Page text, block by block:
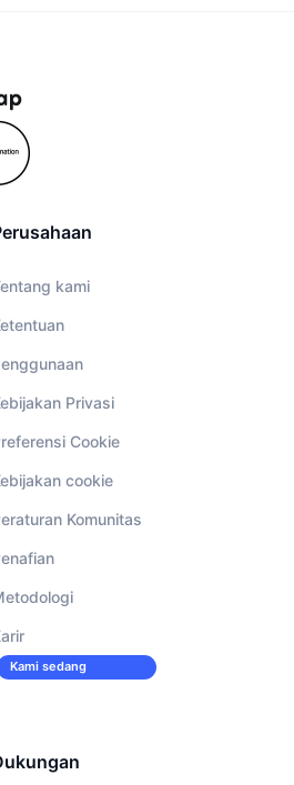
kami
Privasi
Cookie
cookie
Komunitas
Kami sedang
merekrut!